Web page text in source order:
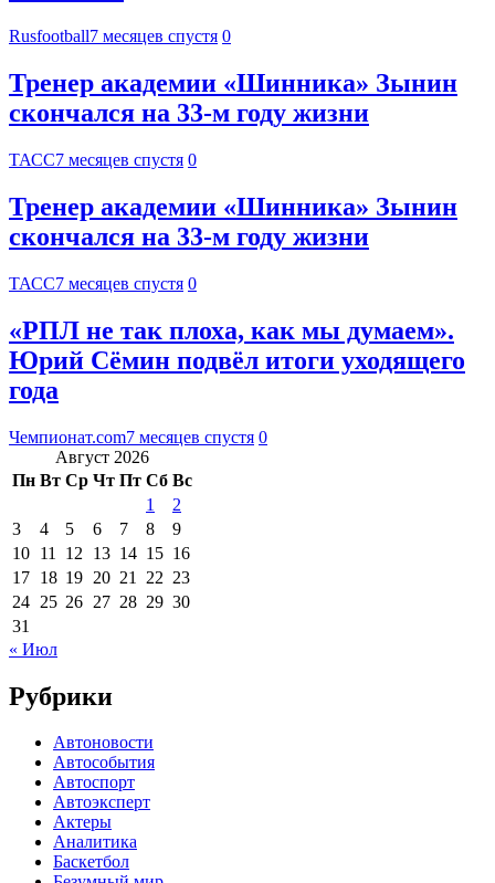
Rusfootball7 месяцев спустя 0
Тренер академии «Шинника» Зынин
скончался на 33-м году жизни
ТАСС7 месяцев спустя 0
Тренер академии «Шинника» Зынин
скончался на 33-м году жизни
ТАСС7 месяцев спустя 0
«РПЛ не так плоха, как мы думаем».
Юрий Сёмин подвёл итоги уходящего
года
Чемпионат.com7 месяцев спустя 0
Август 2026
Пн Вт Ср Чт Пт Сб Вс
1
2
3
4 5 6 7 8
9
10 11 12 13 14 15 16
17 18 19 20 21 22 23
24 25 26 27 28 29 30
31
« Июл
Рубрики
Автоновости
Автособытия
Автоспорт
Автоэксперт
Актеры
Аналитика
Баскетбол